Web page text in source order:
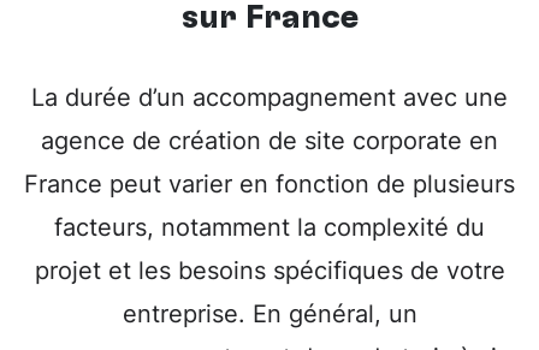
sur France
La durée d’un accompagnement avec une
agence de création de site corporate en
France peut varier en fonction de plusieurs
facteurs, notamment la complexité du
projet et les besoins spécifiques de votre
entreprise. En général, un